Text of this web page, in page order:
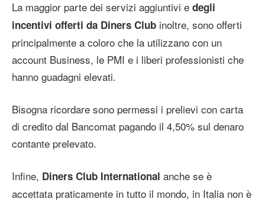
La maggior parte dei servizi aggiuntivi e degli
incentivi offerti da Diners Club inoltre, sono offerti
principalmente a coloro che la utilizzano con un
account Business, le PMI e i liberi professionisti che
hanno guadagni elevati.
Bisogna ricordare sono permessi i prelievi con carta
di credito dal Bancomat pagando il 4,50% sul denaro
contante prelevato.
Infine, Diners Club International anche se è
accettata praticamente in tutto il mondo, in Italia non è